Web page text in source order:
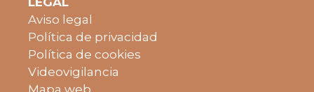
Aviso legal
Política de privacidad
Política de cookies
Videovigilancia
Mapa web